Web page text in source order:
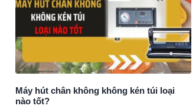
Máy hút chân không không kén túi loại
nào tốt?